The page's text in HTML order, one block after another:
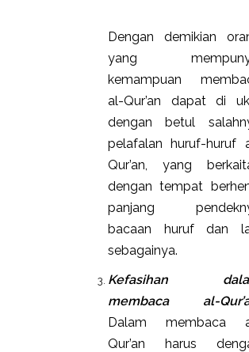
Dengan demikian
yang
kemampuan
al-Qur’an dapat di
dengan betul
pelafalan huruf-huruf
Qur’an, yang
dengan tempat
panjang
bacaan huruf dan
sebagainya.
Kefasihan
membaca al-
Dalam membaca
Qur’an harus